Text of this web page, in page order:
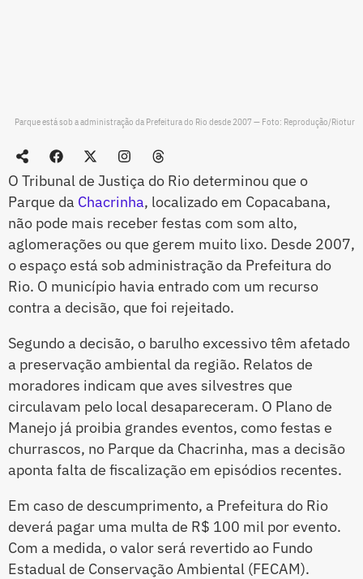
Parque está sob a administração da Prefeitura do Rio desde 2007 — Foto: Reprodução/Riotur
O Tribunal de Justiça do Rio determinou que o
Parque da Chacrinha, localizado em Copacabana,
não pode mais receber festas com som alto,
aglomerações ou que gerem muito lixo. Desde 2007,
o espaço está sob administração da Prefeitura do
Rio. O município havia entrado com um recurso
contra a decisão, que foi rejeitado.
Segundo a decisão, o barulho excessivo têm afetado
a preservação ambiental da região. Relatos de
moradores indicam que aves silvestres que
circulavam pelo local desapareceram. O Plano de
Manejo já proibia grandes eventos, como festas e
churrascos, no Parque da Chacrinha, mas a decisão
aponta falta de fiscalização em episódios recentes.
Em caso de descumprimento, a Prefeitura do Rio
deverá pagar uma multa de R$ 100 mil por evento.
Com a medida, o valor será revertido ao Fundo
Estadual de Conservação Ambiental (FECAM).